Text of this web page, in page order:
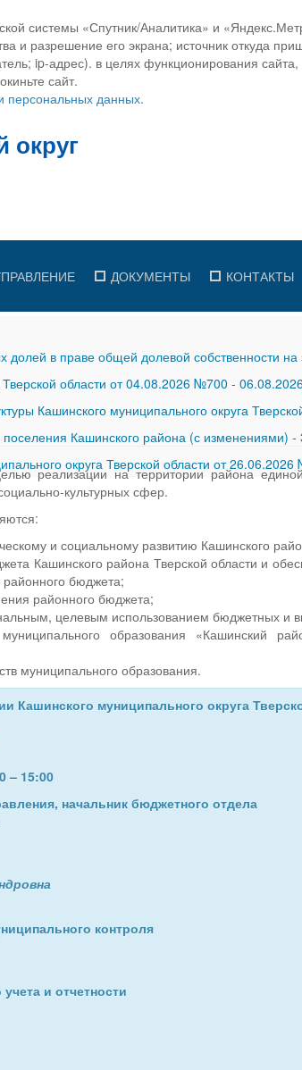
системы «Спутник/Аналитика» и
разрешение его экрана; источник откуда
ip-адрес). в целях функционирования сайта,
сайт.
персональных данных.
ДОКУМЕНТЫ КОНТАКТЫ
в праве общей долевой собственности на
области от 04.08.2026 №700 -
Кашинского муниципального округа
поселения Кашинского района (с изменениями) -
округа Тверской области от
реализации на территории района
культурных сфер.
и социальному развитию Кашинского
Кашинского района Тверской области и
районного бюджета;
районного бюджета;
целевым использованием бюджетных и
образования «Кашинский
муниципального образования.
Кашинского муниципального округа
– 15:00
начальник бюджетного отдела
контроля
и отчетности